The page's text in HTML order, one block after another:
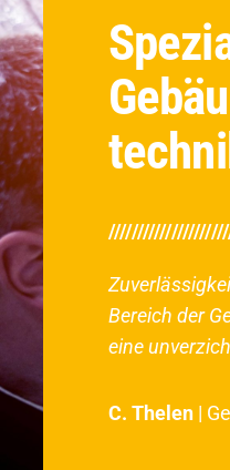
Bereich der
eine
C. Thelen |